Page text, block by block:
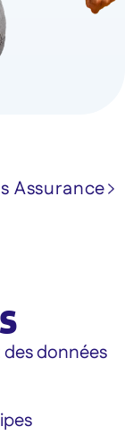
Assurance
données